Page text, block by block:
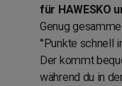
für HAWESKO
Genug
°Punkte schnell
Der kommt
während du in